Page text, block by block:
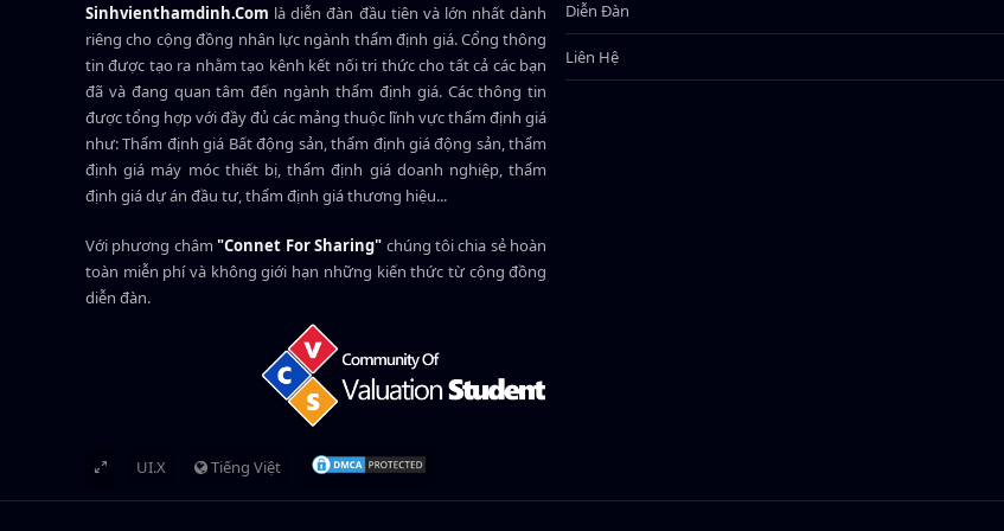
Sinhvienthamdinh.Com là diễn đàn đầu tiên và lớn nhất dành
riêng cho cộng đồng nhân lực ngành thẩm định giá. Cổng thông
tin được tạo ra nhằm tạo kênh kết nối tri thức cho tất cả các bạn
đã và đang quan tâm đến ngành thẩm định giá. Các thông tin
được tổng hợp với đầy đủ các mảng thuộc lĩnh vực thẩm định giá
như: Thẩm định giá Bất động sản, thẩm định giá động sản, thẩm
định giá máy móc thiết bị, thẩm định giá doanh nghiệp, thẩm
định giá dự án đầu tư, thẩm định giá thương hiệu...
Với phương châm"Connet For Sharing" chúng tôi chia sẻ hoàn
toàn miễn phí và không giới hạn những kiến thức từ cộng đồng
diễn đàn.
Diễn Đàn
Liên Hệ
UI.X Tiếng Việt